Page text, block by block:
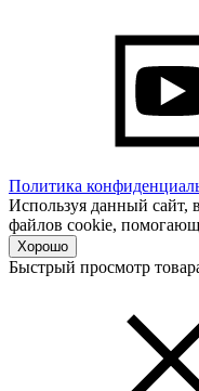
Политика
Используя данный сайт,
файлов cookie,
Хорошо
Быстрый просмотр